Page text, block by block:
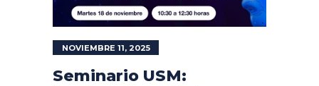
NOVIEMBRE 11, 2025
Seminario USM: